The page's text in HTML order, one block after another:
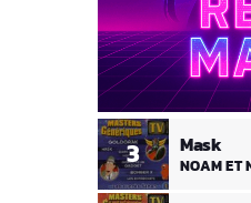
3 Mask
NOAM ET